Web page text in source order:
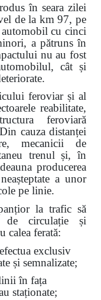
în seara zilei
de la km 97, pe
cu cinci
a pătruns în
nu au fost
cât și
feroviar și al
reabilitate,
feroviară
cauza distanței
mecanicii de
trenul și, în
producerea
a unor
pe linie.
la trafic să
de circulație și
calea ferată:
exclusiv
și semnalizate;
în fața
staționate;